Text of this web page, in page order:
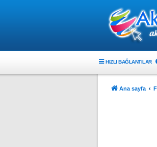
HIZLI BAĞLANTILAR
Ana sayfa